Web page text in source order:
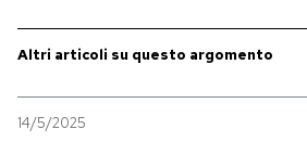
Altri articoli su questo argomento
14/5/2025